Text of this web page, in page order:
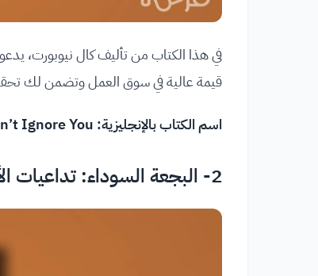
في هذا الكتاب من تأليف كال نيوبورت،
قيمة عالية في سوق العمل وتضمن لك
اسم الكتاب بالإنجليزية: So Good They Can’t Ignore You.
2- البجعة السوداء: تداعيات الأحداث غير المتوقعة